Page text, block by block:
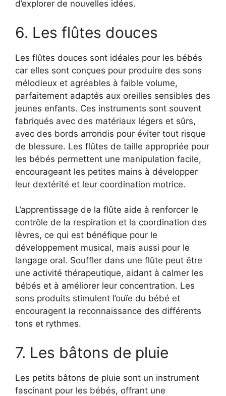
d’explorer de nouvelles idées.
6. Les flûtes douces
Les flûtes douces sont idéales pour les bébés
car elles sont conçues pour produire des sons
mélodieux et agréables à faible volume,
parfaitement adaptés aux oreilles sensibles des
jeunes enfants. Ces instruments sont souvent
fabriqués avec des matériaux légers et sûrs,
avec des bords arrondis pour éviter tout risque
de blessure. Les flûtes de taille appropriée pour
les bébés permettent une manipulation facile,
encourageant les petites mains à développer
leur dextérité et leur coordination motrice.
L’apprentissage de la flûte aide à renforcer le
contrôle de la respiration et la coordination des
lèvres, ce qui est bénéfique pour le
développement musical, mais aussi pour le
langage oral. Souffler dans une flûte peut être
une activité thérapeutique, aidant à calmer les
bébés et à améliorer leur concentration. Les
sons produits stimulent l’ouïe du bébé et
encouragent la reconnaissance des différents
tons et rythmes.
7. Les bâtons de pluie
Les petits bâtons de pluie sont un instrument
fascinant pour les bébés, offrant une